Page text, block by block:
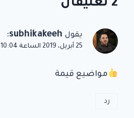
2 تعليقان
يقول subhikakeeh
:
25 أبريل، 2019 الساعة 10:04 م
مواضيع قيمة
رد